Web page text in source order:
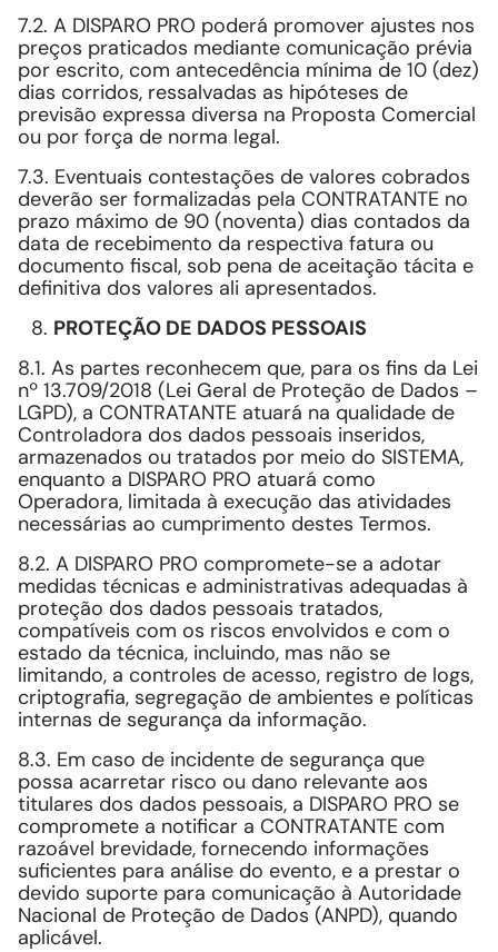
7.2. A DISPARO PRO poderá promover ajustes nos
preços praticados mediante comunicação prévia
por escrito, com antecedência mínima de 10 (dez)
dias corridos, ressalvadas as hipóteses de
previsão expressa diversa na Proposta Comercial
ou por força de norma legal.
7.3. Eventuais contestações de valores cobrados
deverão ser formalizadas pela CONTRATANTE no
prazo máximo de 90 (noventa) dias contados da
data de recebimento da respectiva fatura ou
documento fiscal, sob pena de aceitação tácita e
definitiva dos valores ali apresentados.
PROTEÇÃO DE DADOS PESSOAIS
8.1. As partes reconhecem que, para os fins da Lei
nº 13.709/2018 (Lei Geral de Proteção de Dados –
LGPD), a CONTRATANTE atuará na qualidade de
Controladora dos dados pessoais inseridos,
armazenados ou tratados por meio do SISTEMA,
enquanto a DISPARO PRO atuará como
Operadora, limitada à execução das atividades
necessárias ao cumprimento destes Termos.
8.2. A DISPARO PRO compromete-se a adotar
medidas técnicas e administrativas adequadas à
proteção dos dados pessoais tratados,
compatíveis com os riscos envolvidos e com o
estado da técnica, incluindo, mas não se
limitando, a controles de acesso, registro de logs,
criptografia, segregação de ambientes e políticas
internas de segurança da informação.
8.3. Em caso de incidente de segurança que
possa acarretar risco ou dano relevante aos
titulares dos dados pessoais, a DISPARO PRO se
compromete a notificar a CONTRATANTE com
razoável brevidade, fornecendo informações
suficientes para análise do evento, e a prestar o
devido suporte para comunicação à Autoridade
Nacional de Proteção de Dados (ANPD), quando
aplicável.